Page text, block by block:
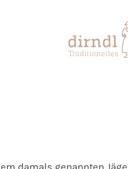
damals genannten